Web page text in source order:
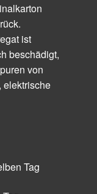
ist
beschädigt,
von
elektrische
Tag